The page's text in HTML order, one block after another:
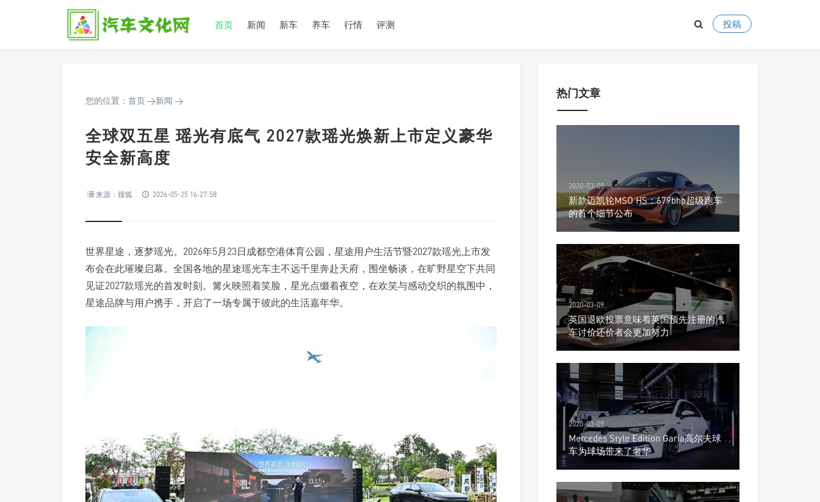
首页 新闻 新车 养车 行情 评测 投稿
您的位置： 首页>新闻 >
全球双五星 瑶光有底气 2027款瑶光焕新上市定义豪华
安全新高度
来源：搜狐 2026-05-25 16:27:58
世界星途，逐梦瑶光。2026年5月23日成都空港体育公园，星途用户生活节暨2027款瑶光上市发
布会在此璀璨启幕。全国各地的星途瑶光车主不远千里奔赴天府，围坐畅谈，在旷野星空下共同
见证2027款瑶光的首发时刻。篝火映照着笑脸，星光点缀着夜空，在欢笑与感动交织的氛围中，
星途品牌与用户携手，开启了一场专属于彼此的生活嘉年华。
热门文章
2020-03-09
新款迈凯轮MSO HS：679bhp超级跑车
的首个细节公布
2020-03-09
英国退欧投票意味着英国预先注册的汽
车讨价还价者会更加努力
2020-03-09
Mercedes Style Edition Garia高尔夫球
车为球场带来了奢华